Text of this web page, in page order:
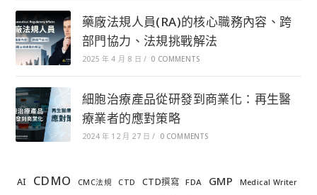
藥廠法規人員(RA)的核心職務內容、跨
部門協力、法規挑戰解法
2025 年 4 月 8 日 / 0 COMMENTS
細胞治療產品從研發到商業化：再生醫
療業者的應對策略
2024 年 12 月 27 日 / 0 COMMENTS
AI CDMO CMC法規 CTD CTD撰寫 FDA GMP Medical Writer